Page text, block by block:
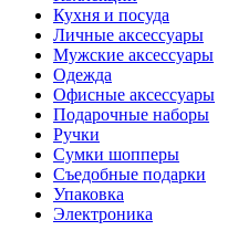
Кухня и посуда
Личные аксессуары
Мужские аксессуары
Одежда
Офисные аксессуары
Подарочные наборы
Ручки
Сумки шопперы
Съедобные подарки
Упаковка
Электроника